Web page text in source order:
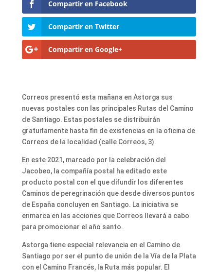
Compartir en Facebook
Compartir en Twitter
Compartir en Google+
Correos presentó esta mañana en Astorga sus
nuevas postales con las principales Rutas del Camino
de Santiago. Estas postales se distribuirán
gratuitamente hasta fin de existencias en la oficina de
Correos de la localidad (calle Correos, 3).
En este 2021, marcado por la celebración del
Jacobeo, la compañía postal ha editado este
producto postal con el que difundir los diferentes
Caminos de peregrinación que desde diversos puntos
de España concluyen en Santiago. La iniciativa se
enmarca en las acciones que Correos llevará a cabo
para promocionar el año santo.
Astorga tiene especial relevancia en el Camino de
Santiago por ser el punto de unión de la Vía de la Plata
con el Camino Francés, la Ruta más popular. El